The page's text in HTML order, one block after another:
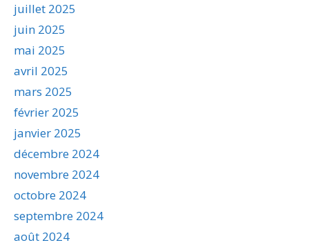
juillet 2025
juin 2025
mai 2025
avril 2025
mars 2025
février 2025
janvier 2025
décembre 2024
novembre 2024
octobre 2024
septembre 2024
août 2024